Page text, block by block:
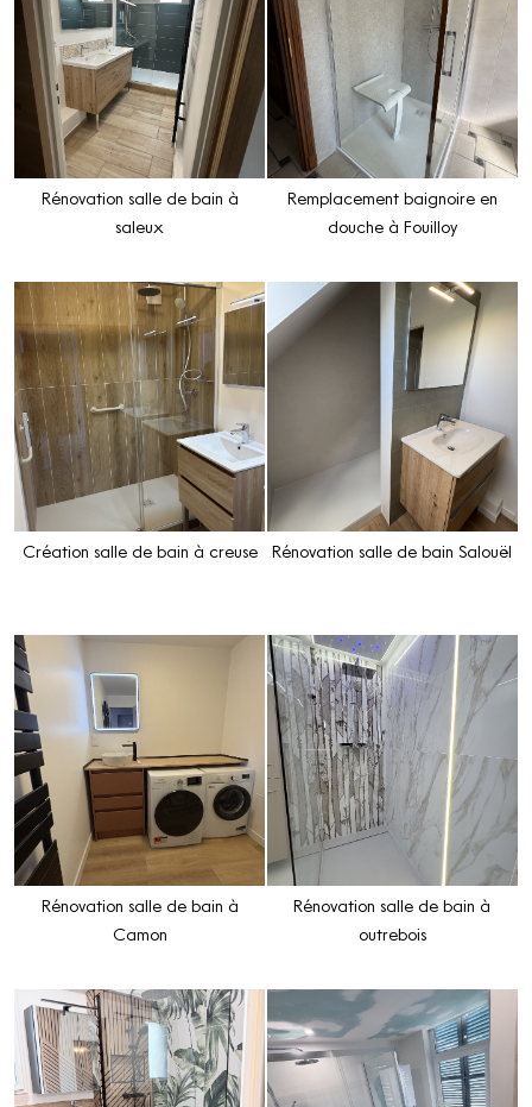
Rénovation salle de bain à
saleux
Remplacement baignoire en
douche à Fouilloy
Création salle de bain à creuse Rénovation salle de bain Salouël
Rénovation salle de bain à
Camon
Rénovation salle de bain à
outrebois